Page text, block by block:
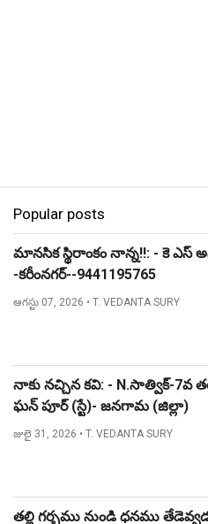
Popular posts
మానసిక స్థిరాంకం నాన్న!!: - కె ఎస్
-కరీంనగర్--9441195765
ఆగస్టు 07, 2026 • T. VEDANTA SURY
నాకు నచ్చిన కవి: - N.సాత్విక్-7వ
ఘన్ పూర్ (స్టే)- జనగామ (జిల్లా)
జులై 31, 2026 • T. VEDANTA SURY
తల్లి గర్భము నుండి ధనము